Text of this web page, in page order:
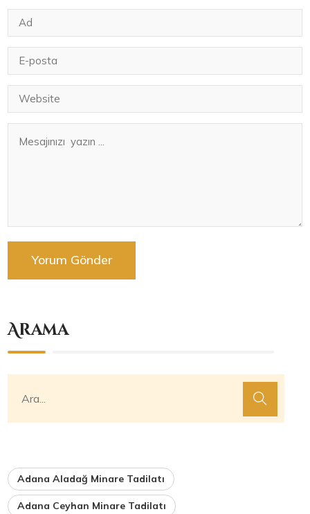
Arama
Adana Aladağ Minare Tadilatı
Adana Ceyhan Minare Tadilatı